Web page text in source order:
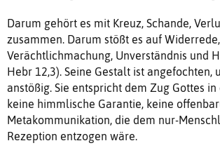
Darum gehört es mit Kreuz, Schande,
zusammen. Darum stößt es auf Widerrede,
Verächtlichmachung, Unverständnis und
Hebr 12,3). Seine Gestalt ist angefochten,
anstößig. Sie entspricht dem Zug Gottes in
keine himmlische Garantie, keine
Metakommunikation, die dem nur-
Rezeption entzogen wäre.